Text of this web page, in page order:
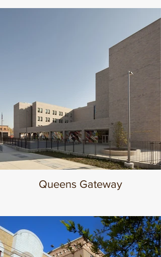
Queens Gateway